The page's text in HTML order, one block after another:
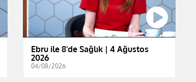
Ebru ile 8'de Sağlık | 4 Ağustos
2026
04/08/2026